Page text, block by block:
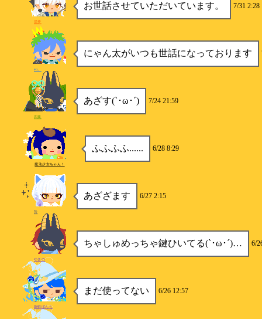
お世話させていただいています。 7/31 2:28
星夢
にゃん太がいつも世話になっております
eo。
あざす(`･ω･´) 7/24 21:59
四葉
ふふふふ...... 6/28 8:29
魔法少女ちゃん！
あざざます 6/27 2:15
贄
ちゃしゅめっちゃ鍵ひいてる(`･ω･´)… 6/
ゆきの
まだ使ってない 6/26 12:57
新鮮ぼんち